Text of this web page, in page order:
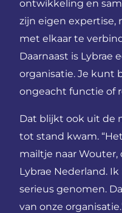
ontwikkeling en
zijn eigen expertise,
met elkaar te
Daarnaast is Lybrae
organisatie. Je kunt
ongeacht functie of
Dat blijkt ook uit de
tot stand kwam.
mailtje naar
Lybrae Nederland.
serieus genomen.
van onze